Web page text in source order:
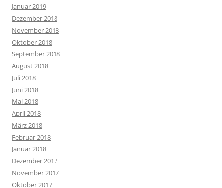
Januar 2019
Dezember 2018
November 2018
Oktober 2018
September 2018
August 2018
Juli 2018
Juni 2018
Mai 2018
April 2018
März 2018
Februar 2018
Januar 2018
Dezember 2017
November 2017
Oktober 2017